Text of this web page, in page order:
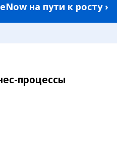
на пути к росту ›
процессы